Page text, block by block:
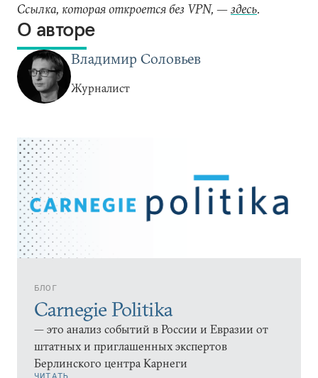
БЛОГ
Carnegie Politika
— это анализ событий в России и Евразии от
штатных и приглашенных экспертов
Берлинского центра Карнеги
ЧИТАТЬ
Ссылка, которая откроется без VPN, —здесь.
О авторе
Владимир Соловьев
Журналист